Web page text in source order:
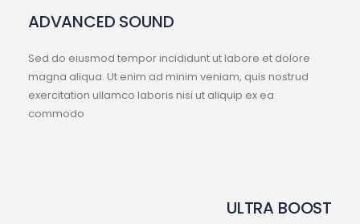
ADVANCED SOUND
Sed do eiusmod tempor incididunt ut labore et dolore
magna aliqua. Ut enim ad minim veniam, quis nostrud
exercitation ullamco laboris nisi ut aliquip ex ea
commodo
ULTRA BOOST